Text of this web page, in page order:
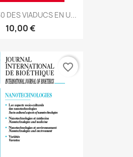
DES VIADUCS EN U...
10,00 €
favorite_border